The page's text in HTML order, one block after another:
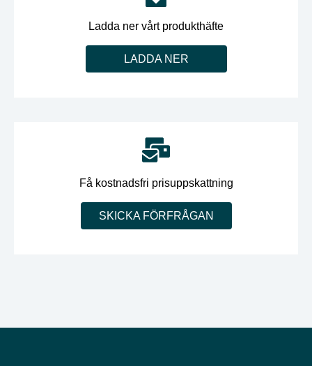
Ladda ner vårt produkthäfte
LADDA NER
Få kostnadsfri prisuppskattning
SKICKA FÖRFRÅGAN